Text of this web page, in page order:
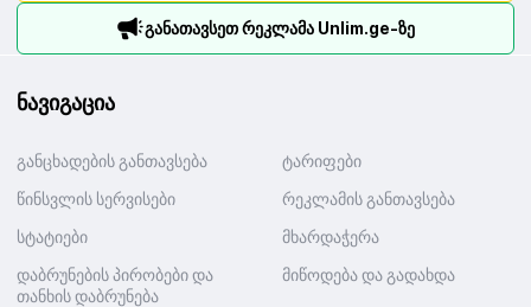
განათავსეთ რეკლამა Unlim.ge-ზე
ნავიგაცია
განცხადების განთავსება
ტარიფები
წინსვლის სერვისები
რეკლამის განთავსება
სტატიები
მხარდაჭერა
დაბრუნების პირობები და
თანხის დაბრუნება
მიწოდება და გადახდა